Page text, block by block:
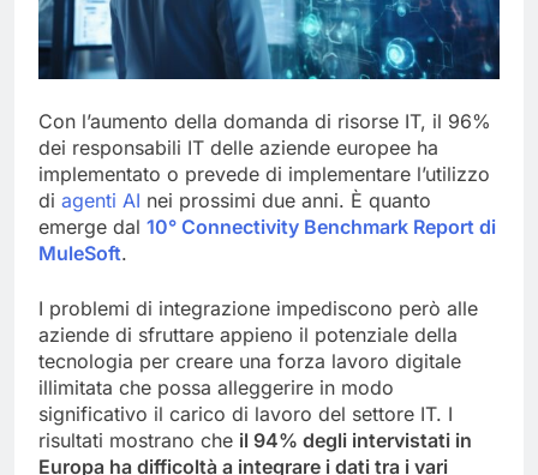
Con l’aumento della domanda di risorse IT, il 96%
dei responsabili IT delle aziende europee ha
implementato o prevede di implementare l’utilizzo
di agenti AI nei prossimi due anni. È quanto
emerge dal 10° Connectivity Benchmark Report di
MuleSoft.
I problemi di integrazione impediscono però alle
aziende di sfruttare appieno il potenziale della
tecnologia per creare una forza lavoro digitale
illimitata che possa alleggerire in modo
significativo il carico di lavoro del settore IT. I
risultati mostrano che il 94% degli intervistati in
Europa ha difficoltà a integrare i dati tra i vari